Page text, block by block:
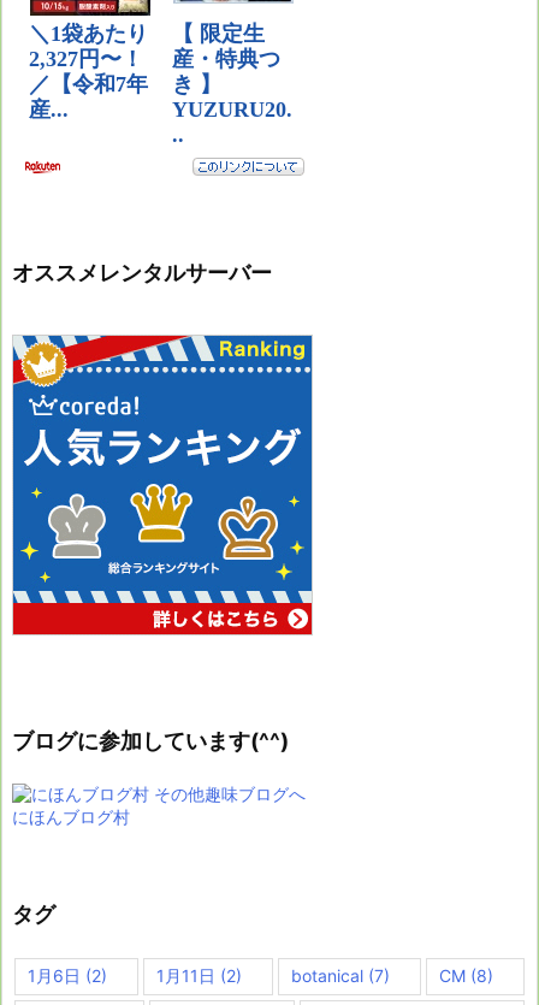
オススメレンタルサーバー
ブログに参加しています(^^)
にほんブログ村
タグ
1月6日 (2) 1月11日 (2) botanical (7) CM (8)